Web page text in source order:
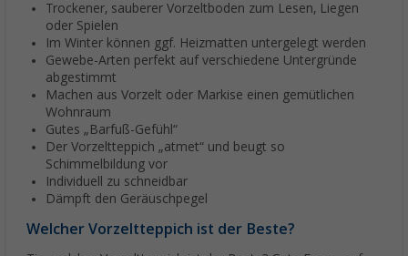
Trockener, sauberer Vorzeltboden zum Lesen, Liegen
oder Spielen
Im Winter können ggf. Heizmatten untergelegt werden
Gewebe-Arten perfekt auf verschiedene Untergründe
abgestimmt
Machen aus Vorzelt oder Markise einen gemütlichen
Wohnraum
Gutes „Barfuß-Gefühl“
Der Vorzeltteppich „atmet“ und beugt so
Schimmelbildung vor
Individuell zu schneidbar
Dämpft den Geräuschpegel
Welcher Vorzeltteppich ist der Beste?